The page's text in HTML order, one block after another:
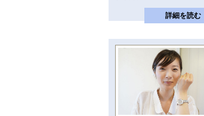
詳細を読む